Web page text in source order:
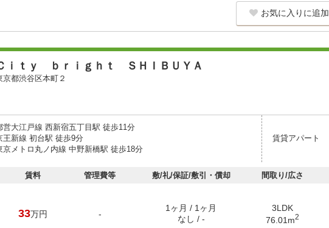
お気に入りに追加
ｉｔｙ ｂｒｉｇｈｔ ＳＨＩＢＵＹＡ
京都渋谷区本町２
営大江戸線 西新宿五丁目駅 徒歩11分
王新線 初台駅 徒歩9分
京メトロ丸ノ内線 中野新橋駅 徒歩18分
賃貸アパート
賃料 管理費等 敷/礼/保証/敷引・償却 間取り/広さ
33万円 -
1ヶ月 / 1ヶ月
なし / -
3LDK
76.01m2